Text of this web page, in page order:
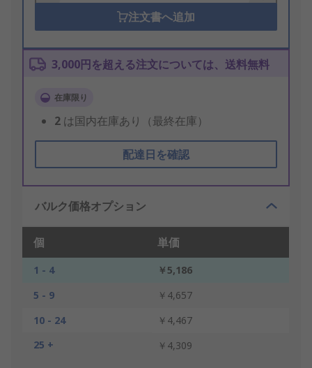
注文書へ追加
3,000円を超える注文については、送料無料
在庫限り
2 は国内在庫あり（最終在庫）
配達日を確認
バルク価格オプション
個 単価
1 - 4
￥5,186
5 - 9
￥4,657
10 - 24
￥4,467
25 +
￥4,309